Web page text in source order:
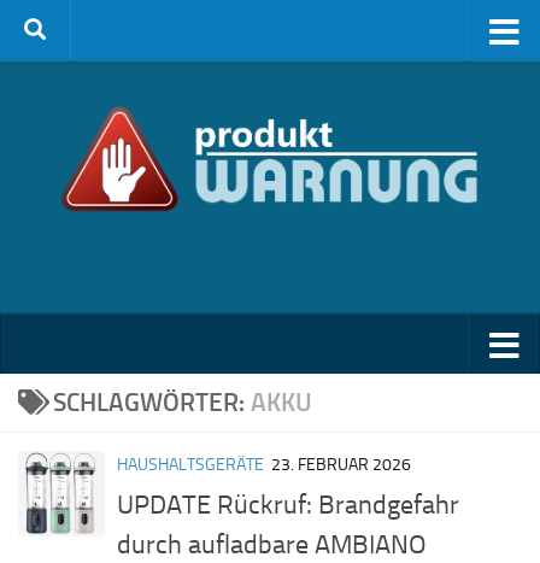
Zum Inhalt springen
SCHLAGWÖRTER: AKKU
HAUSHALTSGERÄTE 23. FEBRUAR 2026
UPDATE Rückruf: Brandgefahr
durch aufladbare AMBIANO